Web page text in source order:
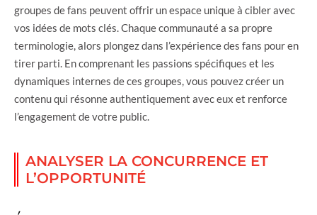
groupes de fans peuvent offrir un espace unique à cibler avec
vos idées de mots clés. Chaque communauté a sa propre
terminologie, alors plongez dans l’expérience des fans pour en
tirer parti. En comprenant les passions spécifiques et les
dynamiques internes de ces groupes, vous pouvez créer un
contenu qui résonne authentiquement avec eux et renforce
l’engagement de votre public.
ANALYSER LA CONCURRENCE ET
L’OPPORTUNITÉ